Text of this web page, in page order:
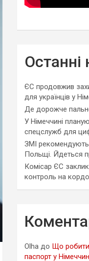
Останні
ЄС продовжив
для українців у
Де дорожче
У Німеччині
спецслужб для
ЗМІ рекомендують
Польщі. Йдеться
Комісар ЄС
контроль на
Olha до Що
паспорт у